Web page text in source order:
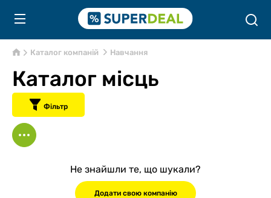
Каталог компаній Навчання
Каталог місць
Фільтр
Не знайшли те, що шукали?
Додати свою компанію